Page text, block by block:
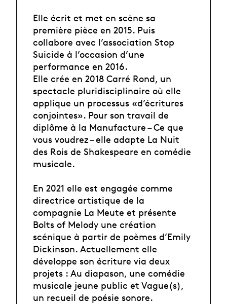
Elle écrit et met en scène sa
première pièce en 2015. Puis
collabore avec l’association Stop
Suicide à l’occasion d’une
performance en 2016.
Elle crée en 2018 Carré Rond, un
spectacle pluridisciplinaire où elle
applique un processus «d’écritures
conjointes». Pour son travail de
diplôme à la Manufacture – Ce que
vous voudrez – elle adapte La Nuit
des Rois de Shakespeare en comédie
musicale.
En 2021 elle est engagée comme
directrice artistique de la
compagnie La Meute et présente
Bolts of Melody une création
scénique à partir de poèmes d’Emily
Dickinson. Actuellement elle
développe son écriture via deux
projets : Au diapason, une comédie
musicale jeune public et Vague(s),
un recueil de poésie sonore.